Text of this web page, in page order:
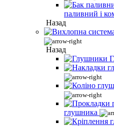
паливний і
Назад
Назад
глушника